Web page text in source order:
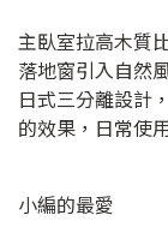
主臥室拉高木質
落地窗引入自然
日式三分離設計
的效果，日常使
小編的最愛